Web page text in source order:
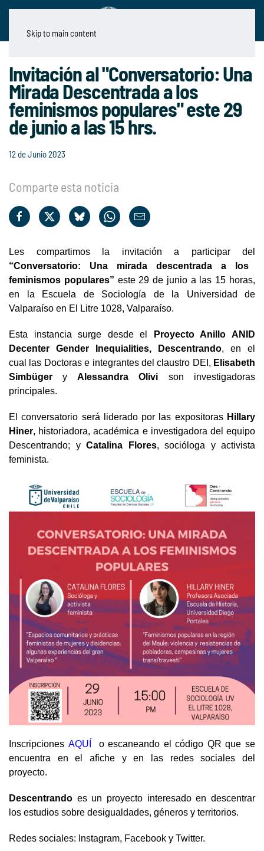
Skip to main content
Invitación al "Conversatorio: Una
Mirada Descentrada a los
feminismos populares" este 29
de junio a las 15 hrs.
12 de Junio 2023
Comparte esta noticia
Les compartimos la invitación a participar del
“Conversatorio: Una mirada descentrada a los
feminismos populares” este 29 de junio a las 15 horas,
en la Escuela de Sociología de la Universidad de
Valparaíso en El Litre 1028, Valparaíso.
Esta instancia surge desde el
Proyecto Anillo ANID
Decenter Gender Inequialities, Descentrando, en el
cual las Doctoras e integrantes del claustro DEI, Elisabeth
Simbügery Alessandra Olivi son investigadoras
principales.
El conversatorio será liderado por las expositoras Hillary
Hiner, historiadora, académica e investigadora del equipo
Descentrando; y Catalina Flores, socióloga y activista
feminista.
Inscripciones AQUÍ
o escaneando el código QR que se
encuentra en el afiche y en las redes sociales del
proyecto.
Descentrando esun proyecto interesado en descentrar
los estudios sobre desigualdades, géneros y territorios.
Redes sociales: Instagram, Facebook y Twitter.